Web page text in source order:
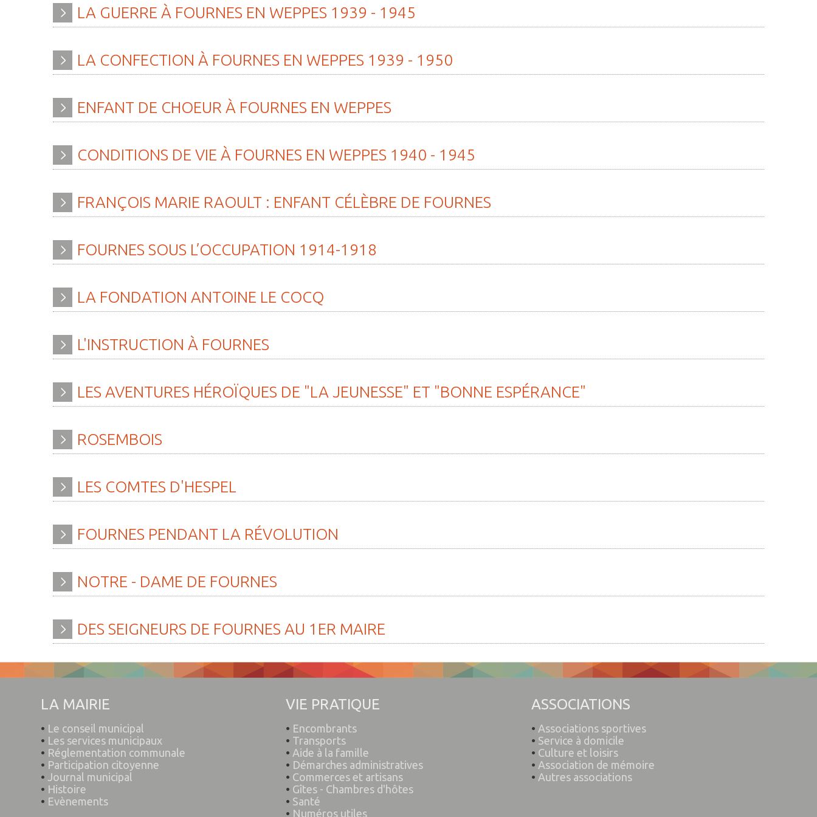
» Weppes natation
LA GUERRE À FOURNES EN WEPPES 1939 - 1945
LA CONFECTION À FOURNES EN WEPPES 1939 - 1950
ENFANT DE CHOEUR À FOURNES EN WEPPES
CONDITIONS DE VIE À FOURNES EN WEPPES 1940 - 1945
FRANÇOIS MARIE RAOULT : ENFANT CÉLÈBRE DE FOURNES
FOURNES SOUS L’OCCUPATION 1914-1918
LA FONDATION ANTOINE LE COCQ
L'INSTRUCTION À FOURNES
LES AVENTURES HÉROÏQUES DE "LA JEUNESSE" ET "BONNE ESPÉRANCE"
ROSEMBOIS
LES COMTES D'HESPEL
FOURNES PENDANT LA RÉVOLUTION
NOTRE - DAME DE FOURNES
DES SEIGNEURS DE FOURNES AU 1ER MAIRE
LA MAIRIE
• Le conseil municipal
• Les services municipaux
• Réglementation communale
• Participation citoyenne
• Journal municipal
• Histoire
• Evènements
VIE PRATIQUE
• Encombrants
• Transports
• Aide à la famille
• Démarches administratives
• Commerces et artisans
• Gîtes - Chambres d'hôtes
• Santé
• Numéros utiles
ASSOCIATIONS
• Associations sportives
• Service à domicile
• Culture et loisirs
• Association de mémoire
• Autres associations